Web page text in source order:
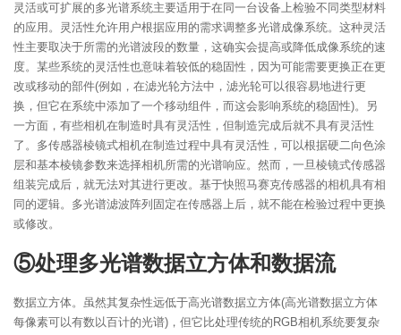
灵活或可扩展的多光谱系统主要适用于在同一台设备上检验不同类型材料
的应用。灵活性允许用户根据应用的需求调整多光谱成像系统。这种灵活
性主要取决于所需的光谱波段的数量，这确实会提高或降低成像系统的速
度。某些系统的灵活性也意味着较低的稳固性，因为可能需要更换正在更
改或移动的部件(例如，在滤光轮方法中，滤光轮可以很容易地进行更
换，但它在系统中添加了一个移动组件，而这会影响系统的稳固性)。另
一方面，有些相机在制造时具有灵活性，但制造完成后就不具有灵活性
了。多传感器棱镜式相机在制造过程中具有灵活性，可以根据硬二向色涂
层和基本棱镜参数来选择相机所需的光谱响应。然而，一旦棱镜式传感器
组装完成后，就无法对其进行更改。基于快照马赛克传感器的相机具有相
同的逻辑。多光谱滤波阵列固定在传感器上后，就不能在检验过程中更换
或修改。
⑤处理多光谱数据立方体和数据流
数据立方体。虽然其复杂性远低于高光谱数据立方体(高光谱数据立方体
每像素可以有数以百计的光谱)，但它比处理传统的RGB相机系统要复杂